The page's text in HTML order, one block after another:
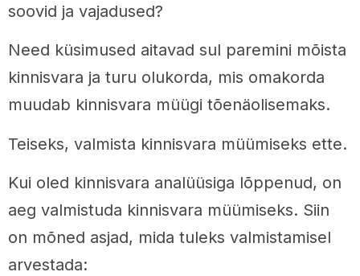
soovid ja vajadused?
Need küsimused aitavad sul paremini mõista
kinnisvara ja turu olukorda, mis omakorda
muudab kinnisvara müügi tõenäolisemaks.
Teiseks, valmista kinnisvara müümiseks ette.
Kui oled kinnisvara analüüsiga lõppenud, on
aeg valmistuda kinnisvara müümiseks. Siin
on mõned asjad, mida tuleks valmistamisel
arvestada: